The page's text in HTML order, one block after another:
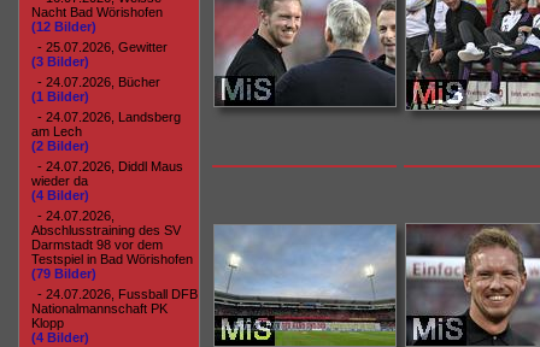
Nacht Bad Wörishofen
(12 Bilder)
- 25.07.2026, Gewitter
(3 Bilder)
- 24.07.2026, Bücher
(1 Bilder)
- 24.07.2026, Landsberg
am Lech
(2 Bilder)
- 24.07.2026, Diddl Maus
wieder da
(4 Bilder)
- 24.07.2026,
Abschlusstraining des SV
Darmstadt 98 vor dem
Testspiel in Bad Wörishofen
(79 Bilder)
- 24.07.2026, Fussball DFB
Nationalmannschaft PK
Klopp
(4 Bilder)